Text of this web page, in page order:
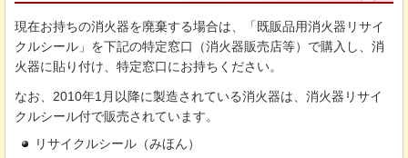
現在お持ちの消火器を廃棄する場合は、「既販品用消火器リサイ
クルシール」を下記の特定窓口（消火器販売店等）で購入し、消
火器に貼り付け、特定窓口にお持ちください。
なお、2010年1月以降に製造されている消火器は、消火器リサイ
クルシール付で販売されています。
リサイクルシール（みほん）